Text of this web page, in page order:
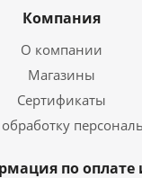
Компания
О компании
Магазины
Сертификаты
по оплате